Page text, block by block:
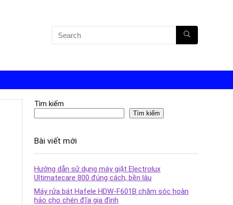
Tìm kiếm
Tìm kiếm
Bài viết mới
Hướng dẫn sử dụng máy giặt Electrolux
Ultimatecare 800 đúng cách, bền lâu
Máy rửa bát Hafele HDW-F601B chăm sóc hoàn
hảo cho chén đĩa gia đình